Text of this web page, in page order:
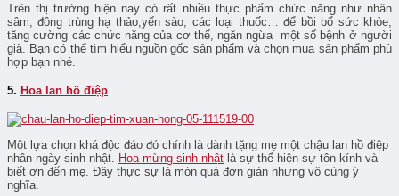
Trên thị trường hiện nay có rất nhiều thực phẩm chức năng như nhân
sâm, đông trùng hạ thảo,yến sào, các loại thuốc… để bồi bổ sức khỏe,
tăng cường các chức năng của cơ thể, ngăn ngừa một số bệnh ở người
già. Bạn có thể tìm hiểu nguồn gốc sản phẩm và chọn mua sản phẩm phù
hợp bạn nhé.
5. Hoa lan hồ điệp
Một lựa chọn khá độc đáo đó chính là dành tặng mẹ một chậu lan hồ điệp
nhân ngày sinh nhật. Hoa mừng sinh nhật là sự thể hiện sự tôn kính và
biết ơn đến mẹ. Đây thực sự là món quà đơn giản nhưng vô cùng ý
nghĩa.